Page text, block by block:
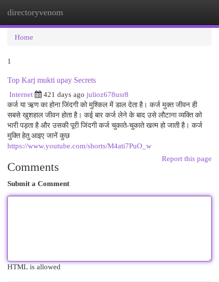
directoryvenom
Home
1
Top Karj mukti upay Secrets
Internet
421 days ago julioz678usr8
कर्ज या ऋ़ण का होना जिंदगी को मुश्किल में डाल देता है। कर्ज मुक्त जीवन ही
सबसे खुशहाल जीवन होता है। कई बार कर्ज लेने के बाद उसे लौटाना व्यक्ति को
भारी पड़ता है और उसकी पूरी जिंदगी कर्ज चुकाते-चुकाते खत्म हो जाती है। कर्ज
मुक्ति हेतु आइए जानें कुछ
https://www.youtube.com/shorts/M4ati7PuO_w
Report this page
Comments
Submit a Comment
HTML is allowed